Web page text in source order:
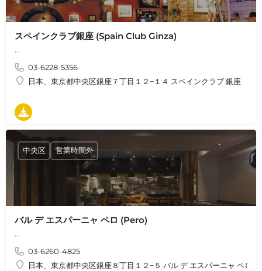
スペインクラブ銀座 (Spain Club Ginza)
…
03-6228-5356
日本、東京都中央区銀座７丁目１２−１４ スペインクラブ 銀座
タパス
バル デ エスパーニャ ペロ (Pero)
…
03-6260-4825
日本、東京都中央区銀座８丁目１２−５ バル デ エスパーニャ ペロ
中央区 営業時間外